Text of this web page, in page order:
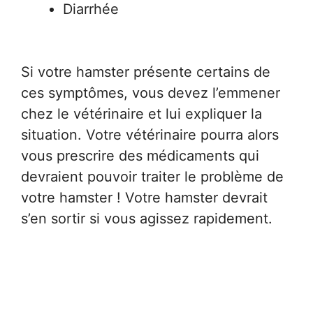
Diarrhée
Si votre hamster présente certains de
ces symptômes, vous devez l’emmener
chez le vétérinaire et lui expliquer la
situation. Votre vétérinaire pourra alors
vous prescrire des médicaments qui
devraient pouvoir traiter le problème de
votre hamster ! Votre hamster devrait
s’en sortir si vous agissez rapidement.